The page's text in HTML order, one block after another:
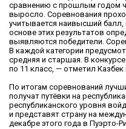
сравнению с прошлым годом
выросло. Соревнования
учитывается наивысший
основе этих результатов
выявляются победители.
В каждой категории
средняя и старшая. В
по 11 класс, — отметил Казбек
По итогам соревнований
получат путёвки на
республиканского уровня
и представят страну на
декабре этого года в Пуэрто-